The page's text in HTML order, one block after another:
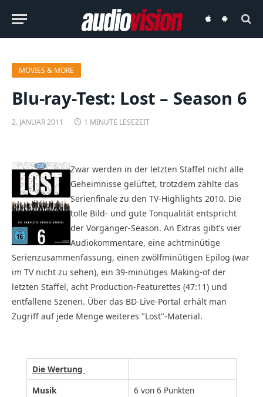
audiovisionaudiovision
MOVIES & MORE
Blu-ray-Test: Lost – Season 6
2. JANUAR 2011 1 MINUTE LESEZEIT
Zwar werden in der letzten Staffel nicht alle
Geheimnisse gelüftet, trotzdem zählte das
Serienfinale zu den TV-Highlights 2010. Die
tolle Bild- und gute Tonqualität entspricht
der Vorgänger-Season. An Extras gibt’s vier
Audiokommentare, eine achtminütige
Serienzusammenfassung, einen zwölfminütigen Epilog (war
im TV nicht zu sehen), ein 39-minütiges Making-of der
letzten Staffel, acht Production-Featurettes (47:11) und
entfallene Szenen. Über das BD-Live-Portal erhält man
Zugriff auf jede Menge weiteres "Lost"-Material.
Die Wertung
Musik
6 von 6 Punkten